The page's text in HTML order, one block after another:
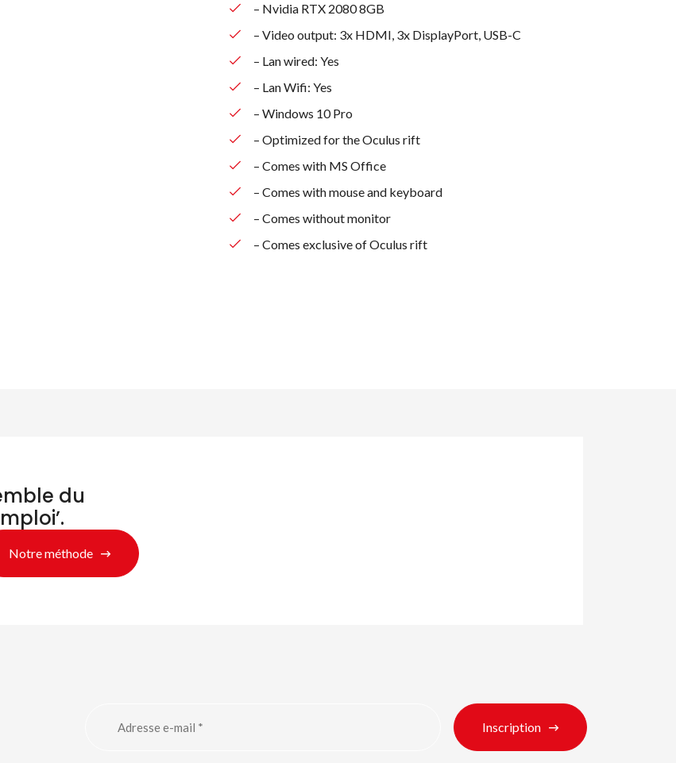
– Nvidia RTX 2080 8GB
– Video output: 3x HDMI, 3x DisplayPort, USB-C
– Lan wired: Yes
– Lan Wifi: Yes
– Windows 10 Pro
– Optimized for the Oculus rift
– Comes with MS Office
– Comes with mouse and keyboard
– Comes without monitor
– Comes exclusive of Oculus rift
du
Notre méthode
Inscription
des produits